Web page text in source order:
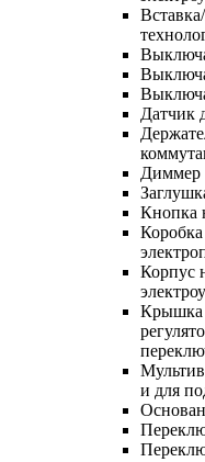
Датчик
Диммер
Кнопка
Корпус
Крышка
и для